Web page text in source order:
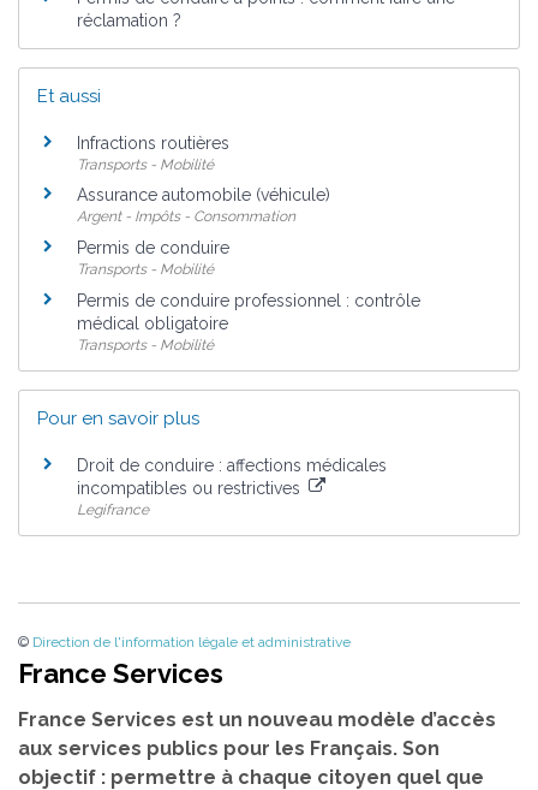
réclamation ?
Et aussi
Infractions routières
Transports - Mobilité
Assurance automobile (véhicule)
Argent - Impôts - Consommation
Permis de conduire
Transports - Mobilité
Permis de conduire professionnel : contrôle
médical obligatoire
Transports - Mobilité
Pour en savoir plus
Droit de conduire : affections médicales
incompatibles ou restrictives
Legifrance
© Direction de l'information légale et administrative
France Services
France Services est un nouveau modèle d’accès
aux services publics pour les Français. Son
objectif : permettre à chaque citoyen quel que